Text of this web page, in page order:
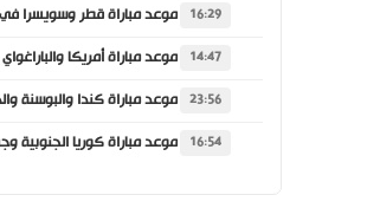
16:29
14:47
23:56
16:54